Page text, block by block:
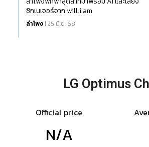
ซิกเนเจอร์จาก will.i.am
ลำโพง | 25 มิ.ย. 68
LG Optimus
Official price
N/A